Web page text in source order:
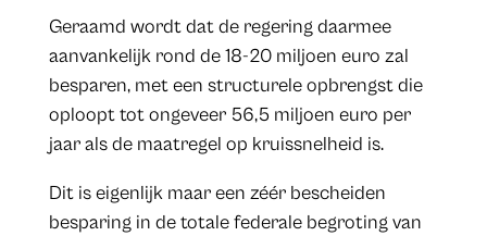
Geraamd wordt dat de regering daarmee
aanvankelijk rond de 18-20 miljoen euro zal
besparen, met een structurele opbrengst die
oploopt tot ongeveer 56,5 miljoen euro per
jaar als de maatregel op kruissnelheid is.
Dit is eigenlijk maar een zéér bescheiden
besparing in de totale federale begroting van